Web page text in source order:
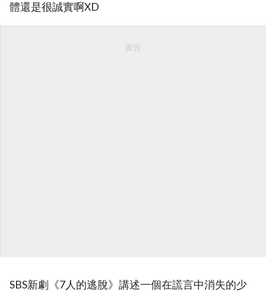
體還是很誠實啊XD
廣告
SBS新劇《7人的逃脫》講述一個在謊言中消失的少